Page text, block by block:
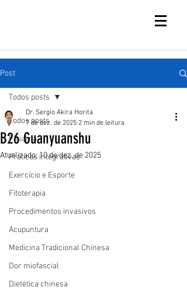
Post
Todos posts
Fisiatria
Práticas integrativas
Exercício e Esporte
Fitoterapia
Procedimentos invasivos
Acupuntura
Medicina Tradicional Chinesa
Dor miofascial
Dietética chinesa
Todos posts
B26 Guanyuanshu
Dr. Sergio Akira Horita
7 de dez. de 2025 2 min de leitura
Atualizado: 10 de dez. de 2025